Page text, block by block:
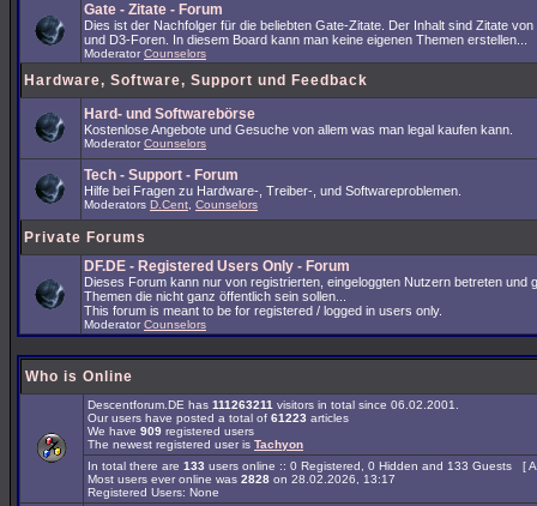
Gate - Zitate - Forum
Dies ist der Nachfolger für die beliebten Gate-Zitate. Der Inhalt sind Zitate
und D3-Foren. In diesem Board kann man keine eigenen Themen erstellen...
Moderator Counselors
Hardware, Software, Support und Feedback
Hard- und Softwarebörse
Kostenlose Angebote und Gesuche von allem was man legal kaufen kann.
Moderator Counselors
Tech - Support - Forum
Hilfe bei Fragen zu Hardware-, Treiber-, und Softwareproblemen.
Moderators D.Cent Counselors
Private Forums
DF.DE - Registered Users Only - Forum
Dieses Forum kann nur von registrierten, eingeloggten Nutzern betreten und
Themen die nicht ganz öffentlich sein sollen...
This forum is meant to be for registered / logged in users only.
Moderator Counselors
Who is Online
Descentforum.DE has 111263211 visitors in total since 06.02.2001.
Our users have posted a total of 61223 articles
We have 909 registered users
The newest registered user is Tachyon
In total there are 133 users online :: 0 Registered, 0 Hidden and 133 Guests [
Most users ever online was 2828 on 28.02.2026, 13:17
Registered Users: None